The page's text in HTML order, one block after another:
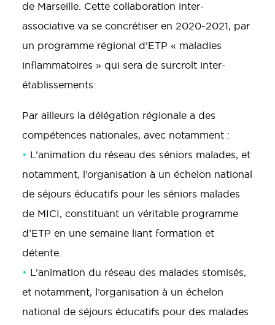
de Marseille. Cette collaboration inter-
associative va se concrétiser en 2020-2021, par
un programme régional d’ETP « maladies
inflammatoires » qui sera de surcroît inter-
établissements.
Par ailleurs la délégation régionale a des
compétences nationales, avec notamment :
• L’animation du réseau des séniors malades, et
notamment, l’organisation à un échelon national
de séjours éducatifs pour les séniors malades
de MICI, constituant un véritable programme
d’ETP en une semaine liant formation et
détente.
• L’animation du réseau des malades stomisés,
et notamment, l’organisation à un échelon
national de séjours éducatifs pour des malades